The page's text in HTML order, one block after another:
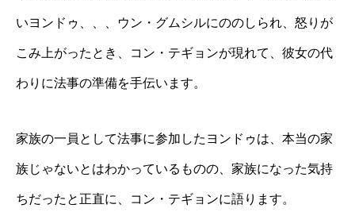
いヨンドゥ、、、ウン・グムシルにののしられ、怒りが
こみ上がったとき、コン・テギョンが現れて、彼女の代
わりに法事の準備を手伝います。
家族の一員として法事に参加したヨンドゥは、本当の家
族じゃないとはわかっているものの、家族になった気持
ちだったと正直に、コン・テギョンに語ります。